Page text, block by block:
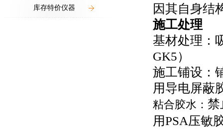
库存特价仪器
因其自身结
施工处理
基材处理：
GK5）
施工铺设：
用导电屏蔽
粘合胶水： 禁
用PSA压敏